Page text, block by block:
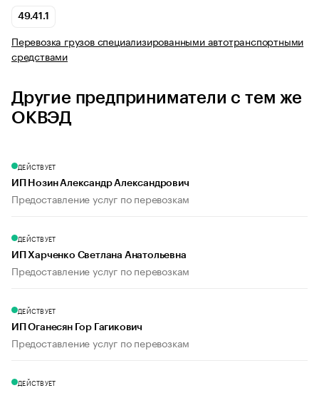
49.41.1
Перевозка грузов специализированными автотранспортными
средствами
Другие предприниматели с тем же
ОКВЭД
ДЕЙСТВУЕТ
ИП Нозин Александр Александрович
Предоставление услуг по перевозкам
ДЕЙСТВУЕТ
ИП Харченко Светлана Анатольевна
Предоставление услуг по перевозкам
ДЕЙСТВУЕТ
ИП Оганесян Гор Гагикович
Предоставление услуг по перевозкам
ДЕЙСТВУЕТ